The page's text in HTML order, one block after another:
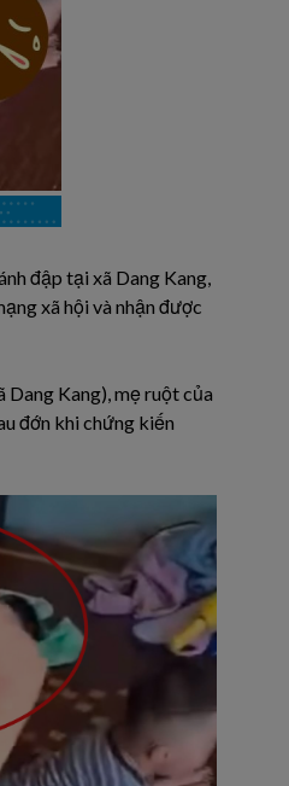
đập tại xã Dang Kang,
xã hội và nhận được
Kang), mẹ ruột của
đớn khi chứng kiến